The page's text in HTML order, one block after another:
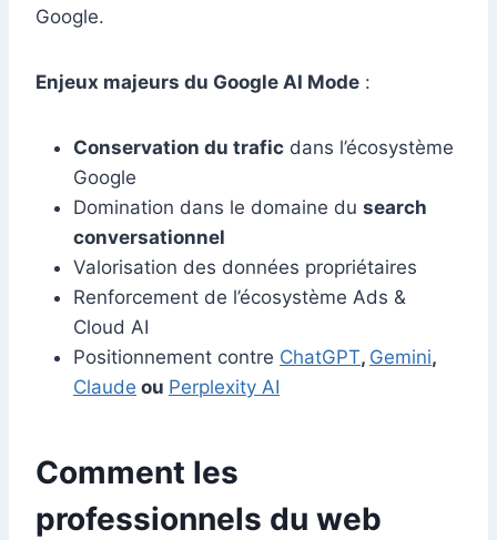
Google.
Enjeux majeurs du Google AI Mode :
Conservation du trafic dans l’écosystème
Google
Domination dans le domaine du search
conversationnel
Valorisation des données propriétaires
Renforcement de l’écosystème Ads &
Cloud AI
Positionnement contre ChatGPT, Gemini,
Claude ou Perplexity AI
Comment les
professionnels du web